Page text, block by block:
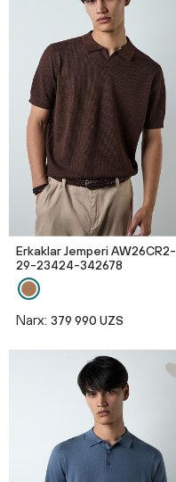
Erkaklar Jemperi AW26CR2-
29-23424-342678
Narx: 379 990 UZS